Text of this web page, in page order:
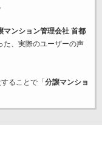
マンション管理会社 首都
た、実際のユーザーの声
ることで「 分譲マンショ